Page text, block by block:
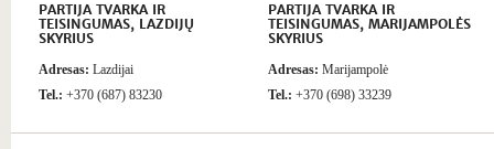
PARTIJA TVARKA IR
TEISINGUMAS, LAZDIJŲ
SKYRIUS
Adresas: Lazdijai
Tel.: +370 (687) 83230
PARTIJA TVARKA IR
TEISINGUMAS, MARIJAMPOLĖS
SKYRIUS
Adresas: Marijampolė
Tel.: +370 (698) 33239